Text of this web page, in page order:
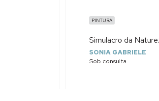
PINTURA
Simulacro da
SONIA GABRIELE
Sob consulta